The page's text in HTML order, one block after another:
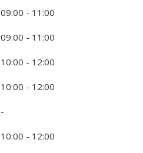
09:00 - 11:00
09:00 - 11:00
10:00 - 12:00
10:00 - 12:00
-
10:00 - 12:00